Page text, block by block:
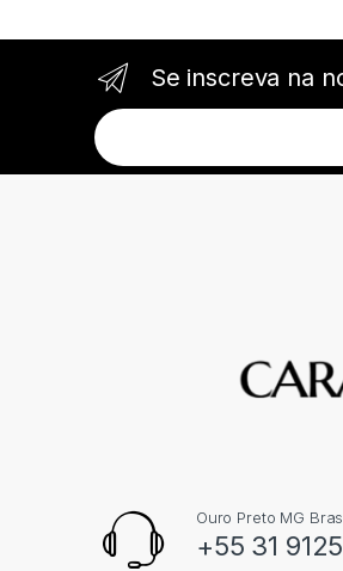
Se inscreva na
Ouro Preto MG
+55 31